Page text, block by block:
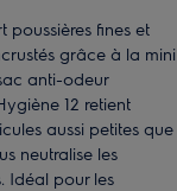
poussières fines et
grâce à la mini
anti-odeur
12 retient
aussi petites que
neutralise les
Idéal pour les